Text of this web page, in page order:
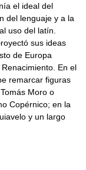
el ideal del
del lenguaje y a la
uso del latín.
sus ideas
de Europa
En el
remarcar figuras
Moro o
Copérnico; en la
y un largo